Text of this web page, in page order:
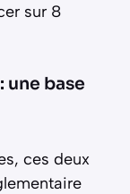
sur 8
une base
ces deux